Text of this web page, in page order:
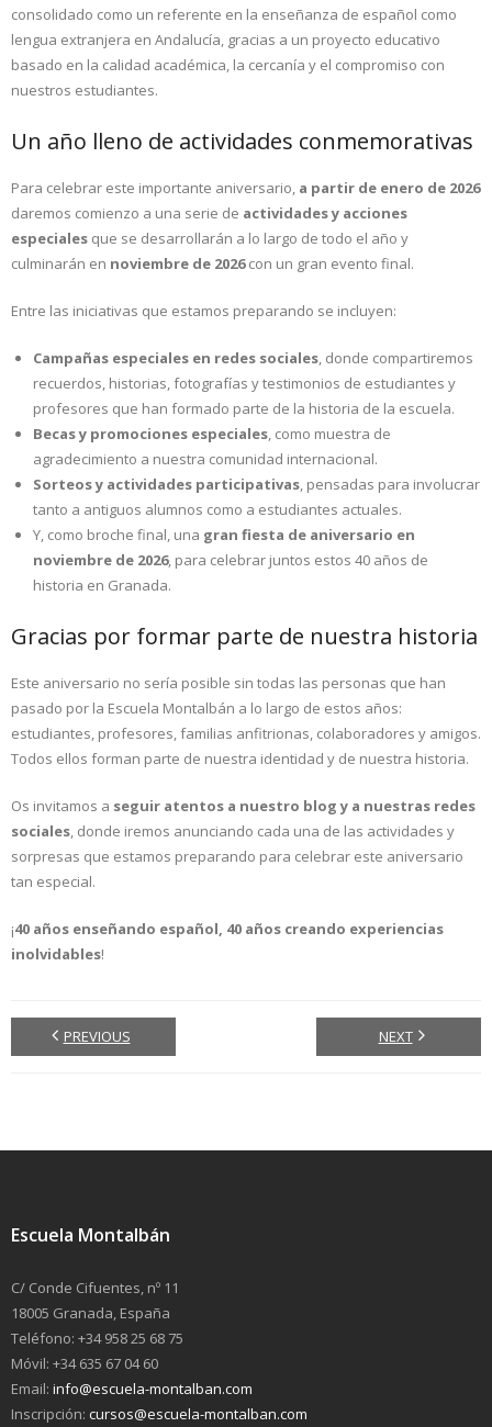
consolidado como un referente en la enseñanza de español como
lengua extranjera en Andalucía, gracias a un proyecto educativo
basado en la calidad académica, la cercanía y el compromiso con
nuestros estudiantes.
Un año lleno de actividades conmemorativas
Para celebrar este importante aniversario, a partir de enero de 2026
daremos comienzo a una serie de actividades y acciones
especiales que se desarrollarán a lo largo de todo el año y
culminarán en noviembre de 2026con un gran evento final.
Entre las iniciativas que estamos preparando se incluyen:
Campañas especiales en redes sociales, donde compartiremos
recuerdos, historias, fotografías y testimonios de estudiantes y
profesores que han formado parte de la historia de la escuela.
Becas y promociones especiales, como muestra de
agradecimiento a nuestra comunidad internacional.
Sorteos y actividades participativas, pensadas para involucrar
tanto a antiguos alumnos como a estudiantes actuales.
Y, como broche final, una gran fiesta de aniversario en
noviembre de 2026, para celebrar juntos estos 40 años de
historia en Granada.
Gracias por formar parte de nuestra historia
Este aniversario no sería posible sin todas las personas que han
pasado por la Escuela Montalbán a lo largo de estos años:
estudiantes, profesores, familias anfitrionas, colaboradores y amigos.
Todos ellos forman parte de nuestra identidad y de nuestra historia.
Os invitamos a seguir atentos a nuestro blog y a nuestras redes
sociales, donde iremos anunciando cada una de las actividades y
sorpresas que estamos preparando para celebrar este aniversario
tan especial.
¡40 años enseñando español, 40 años creando experiencias
inolvidables!
PREVIOUS NEXT
Escuela Montalbán
C/ Conde Cifuentes, nº 11
18005 Granada, España
Teléfono: +34 958 25 68 75
Móvil: +34 635 67 04 60
Email: info@escuela-montalban.com
Inscripción: cursos@escuela-montalban.com